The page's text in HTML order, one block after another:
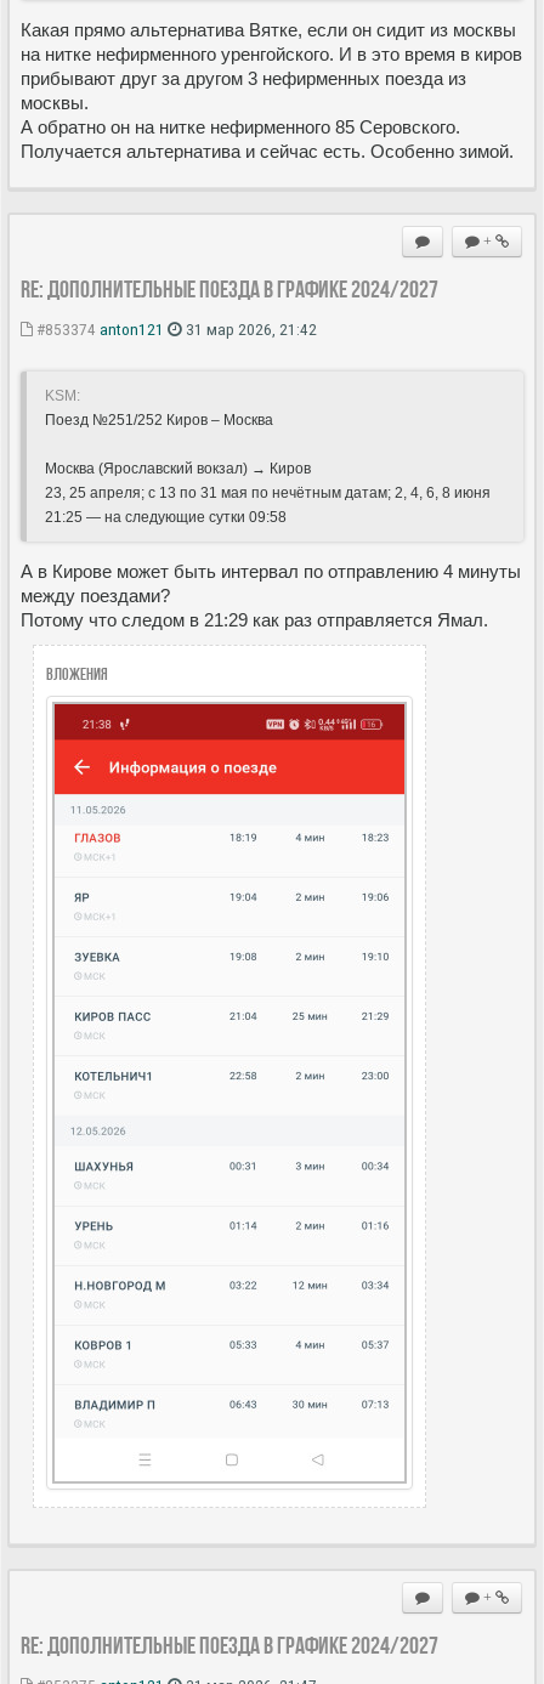
Какая прямо альтернатива Вятке, если он сидит из москвы
на нитке нефирменного уренгойского. И в это время в киров
прибывают друг за другом 3 нефирменных поезда из
москвы.
А обратно он на нитке нефирменного 85 Серовского.
Получается альтернатива и сейчас есть. Особенно зимой.
+
Re: Дополнительные поезда в Графике 2024/2027
#853374 anton121 31 мар 2026, 21:42
KSM:
Поезд №251/252 Киров – Москва
Москва (Ярославский вокзал) → Киров
23, 25 апреля; с 13 по 31 мая по нечётным датам; 2, 4, 6, 8 июня
21:25 — на следующие сутки 09:58
А в Кирове может быть интервал по отправлению 4 минуты
между поездами?
Потому что следом в 21:29 как раз отправляется Ямал.
Вложения
+
Re: Дополнительные поезда в Графике 2024/2027